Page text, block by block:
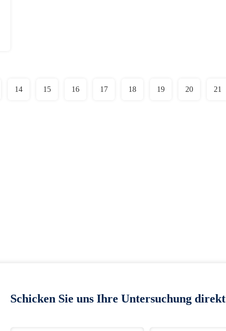
14 15 16 17 18 19 20 21
Schicken Sie uns Ihre Untersuchung direkt